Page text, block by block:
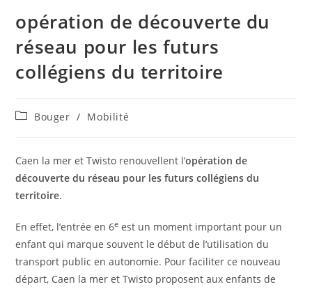
opération de découverte du
réseau pour les futurs
collégiens du territoire
PostBouger / Mobilité
Caen la mer et Twisto renouvellent l’opération de
découverte du réseau pour les futurs collégiens du
territoire.
En effet, l’entrée en 6e est un moment important pour un
enfant qui marque souvent le début de l’utilisation du
transport public en autonomie. Pour faciliter ce nouveau
départ, Caen la mer et Twisto proposent aux enfants de